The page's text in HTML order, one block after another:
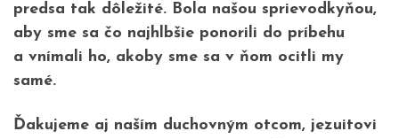
predsa tak dôležité. Bola našou sprievodkyňou,
aby sme sa čo najhlbšie ponorili do príbehu
a vnímali ho, akoby sme sa v ňom ocitli my
samé.
Ďakujeme aj naším duchovným otcom, jezuitovi